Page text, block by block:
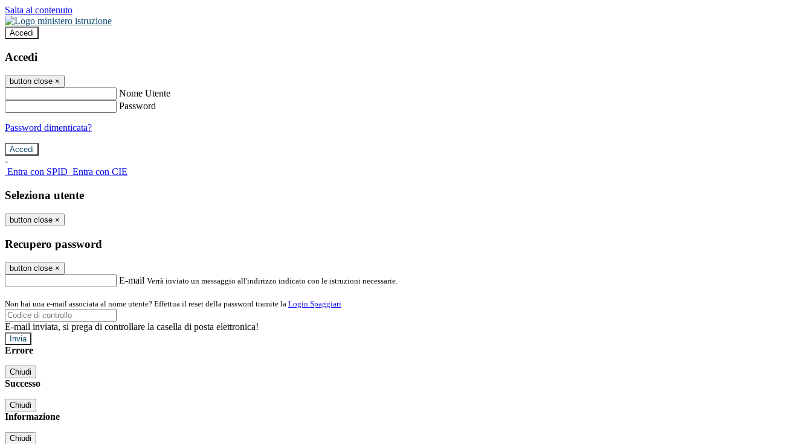
Salta al contenuto
Accedi
Accedi
button close ×
Nome Utente
Password
Password dimenticata?
-
Entra con SPID Entra con CIE
Seleziona utente
button close ×
Recupero password
button close ×
E-mail Verrà inviato un messaggio all'indirizzo indicato con le istruzioni necessarie.
Non hai una e-mail associata al nome utente? Effettua il reset della password tramite la Login Spaggiari
E-mail inviata, si prega di controllare la casella di posta elettronica!
Errore
Chiudi
Successo
Chiudi
Informazione
Chiudi